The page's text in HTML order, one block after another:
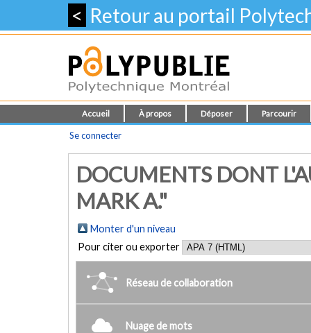
< Retour au portail
Accueil À propos Déposer Parcourir
Se connecter
DOCUMENTS DONT
MARK A."
Monter d'un niveau
Pour citer ou exporter
Réseau de collaboration
Nuage de mots